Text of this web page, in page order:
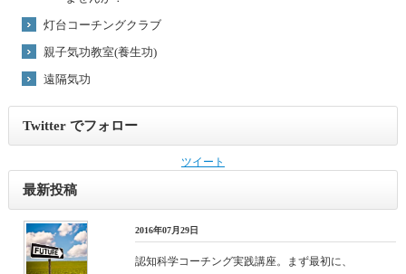
灯台コーチングクラブ
親子気功教室(養生功)
遠隔気功
Twitter でフォロー
ツイート
最新投稿
2016年07月29日
認知科学コーチング実践講座。まず最初に、